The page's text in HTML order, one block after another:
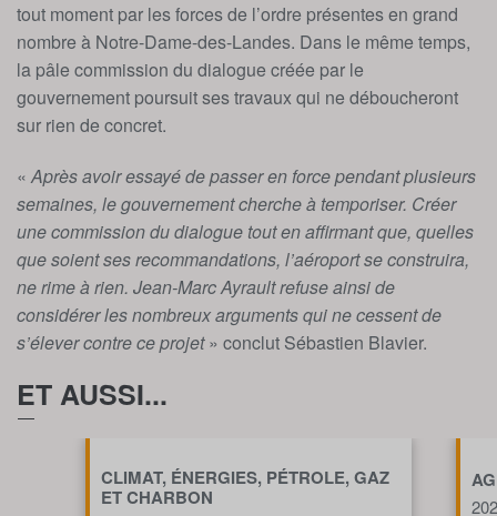
tout moment par les forces de l’ordre présentes en grand
nombre à Notre-Dame-des-Landes. Dans le même temps,
la pâle commission du dialogue créée par le
gouvernement poursuit ses travaux qui ne déboucheront
sur rien de concret.
«Après avoir essayé de passer en force pendant plusieurs
semaines, le gouvernement cherche à temporiser. Créer
une commission du dialogue tout en affirmant que, quelles
que soient ses recommandations, l’aéroport se construira,
ne rime à rien. Jean-Marc Ayrault refuse ainsi de
considérer les nombreux arguments qui ne cessent de
s’élever contre ce projet» conclut Sébastien Blavier.
ET AUSSI...
CLIMAT, ÉNERGIES, PÉTROLE, GAZ
ET CHARBON